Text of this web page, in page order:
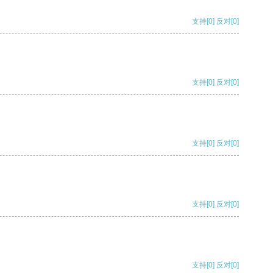
支持[0] 反对[0]
支持[0] 反对[0]
支持[0] 反对[0]
支持[0] 反对[0]
支持[0] 反对[0]